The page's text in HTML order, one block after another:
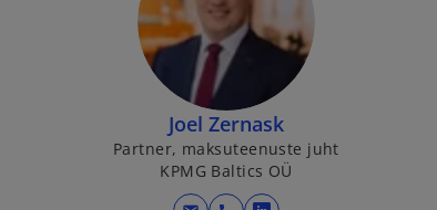
Joel Zernask
Partner, maksuteenuste juht
KPMG Baltics OÜ